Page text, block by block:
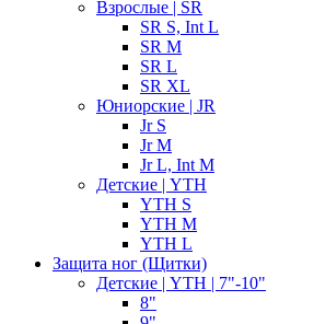
Взрослые | SR
SR S, Int L
SR M
SR L
SR XL
Юниорские | JR
Jr S
Jr M
Jr L, Int M
Детские | YTH
YTH S
YTH M
YTH L
Защита ног (Щитки)
Детские | YTH | 7"-10"
8"